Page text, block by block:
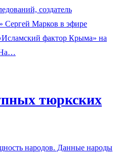
создатель
Сергей Марков в эфире
фактор Крыма» на
тюркских
народов. Данные народы